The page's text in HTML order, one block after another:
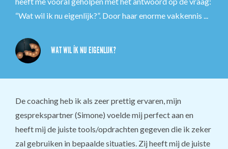
“Wat wil ik nu eigenlijk?”. Door haar enorme vakkennis ...
WAT WIL ÍK NU EIGENLIJK?
De coaching heb ik als zeer prettig ervaren, mijn
gesprekspartner (Simone) voelde mij perfect aan en
heeft mij de juiste tools/opdrachten gegeven die ik zeker
zal gebruiken in bepaalde situaties. Zij heeft mij de juiste